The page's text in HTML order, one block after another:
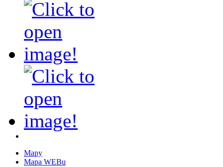
Mapy
Mapa WEBu